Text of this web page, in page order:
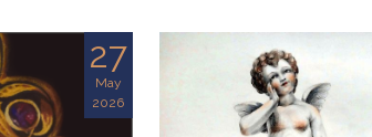
27
May
2026